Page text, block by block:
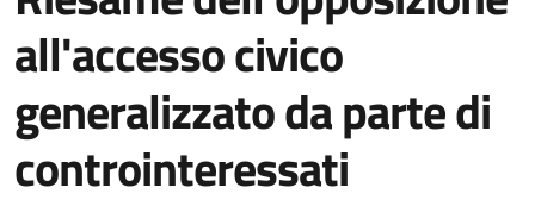
all'accesso civico
generalizzato da parte di
controinteressati